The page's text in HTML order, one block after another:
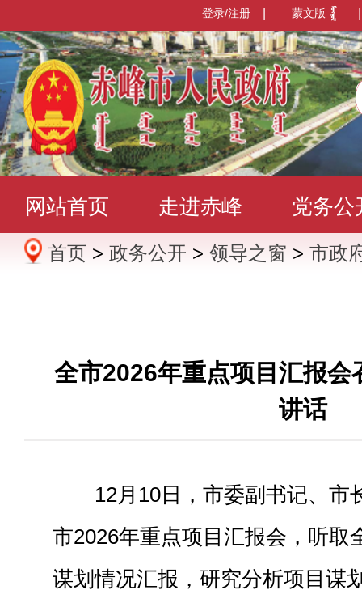
蒙文版
登录/注册
网站首页 走进赤峰 党务公
办事服务 政民互动 数据发
首页 > 政务公开 > 领导之窗 > 市政
全市2026年重点项目汇报会
讲话
12月10日，市委副书记、市
市2026年重点项目汇报会，听取
谋划情况汇报，研究分析项目谋